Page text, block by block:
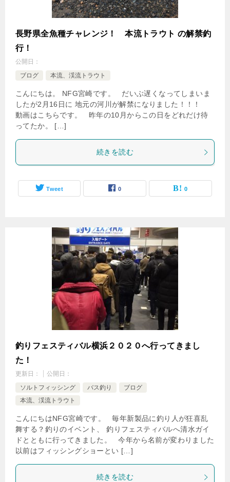
長野県全魚種チャレンジ！ 本流トラウト の解禁釣
行！
公開日：
ブログ
本流、渓流トラウト
こんにちは。 NFG宮崎です。 だいぶ遅くなってしまいま
したが2月16日に 地元の河川が解禁になりました！！！
動画はこちらです。 昨年の10月からこの日をどれだけ待
ってたか。 […]
続きを読む
Tweet 0 0
釣りフェスティバル横浜２０２０へ行ってきまし
た！
更新日：
公開日：
ソルトフィッシング
バス釣り
ブログ
本流、渓流トラウト
こんにちはNFG宮崎です。 毎年新製品に釣り人が狂喜乱
舞する？釣りのイベント、 釣りフェスティバルへ清水ガイ
ドとともに行ってきました。 今年から名前が変わりました
以前はフィッシングショーとい […]
続きを読む